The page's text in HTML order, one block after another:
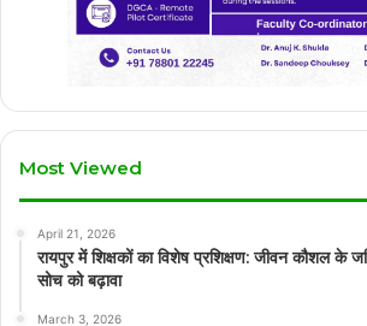
Most Viewed
April 21, 2026
रायपुर में शिक्षकों का विशेष प्रशिक्षण: जीवन कौशल के
सोच को बढ़ावा
March 3, 2026